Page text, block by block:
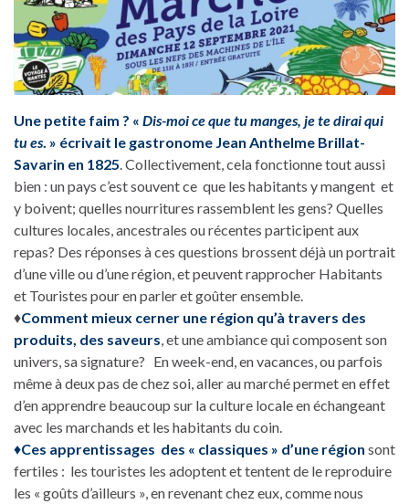
Une petite faim ? « Dis-moi ce que tu manges, je te dirai qui
tu es. » écrivait le gastronome Jean Anthelme Brillat-
Savarin en 1825. Collectivement, cela fonctionne tout aussi
bien : un pays c’est souvent ce que les habitants y mangent et
y boivent; quelles nourritures rassemblent les gens? Quelles
cultures locales, ancestrales ou récentes participent aux
repas? Des réponses à ces questions brossent déjà un portrait
d’une ville ou d’une région, et peuvent rapprocher Habitants
et Touristes pour en parler et goûter ensemble.
♦Comment mieux cerner une région qu’à travers des
produits, des saveurs, et une ambiance qui composent son
univers, sa signature? En week-end, en vacances, ou parfois
même à deux pas de chez soi, aller au marché permet en effet
d’en apprendre beaucoup sur la culture locale en échangeant
avec les marchands et les habitants du coin.
♦Ces apprentissages des « classiques » d’une région sont
fertiles : les touristes les adoptent et tentent de le reproduire
les « goûts d’ailleurs », en revenant chez eux, comme nous